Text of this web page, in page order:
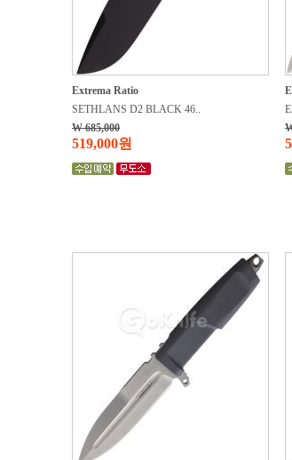
Extrema Ratio
SETHLANS D2 BLACK 46..
W 685,000
519,000원